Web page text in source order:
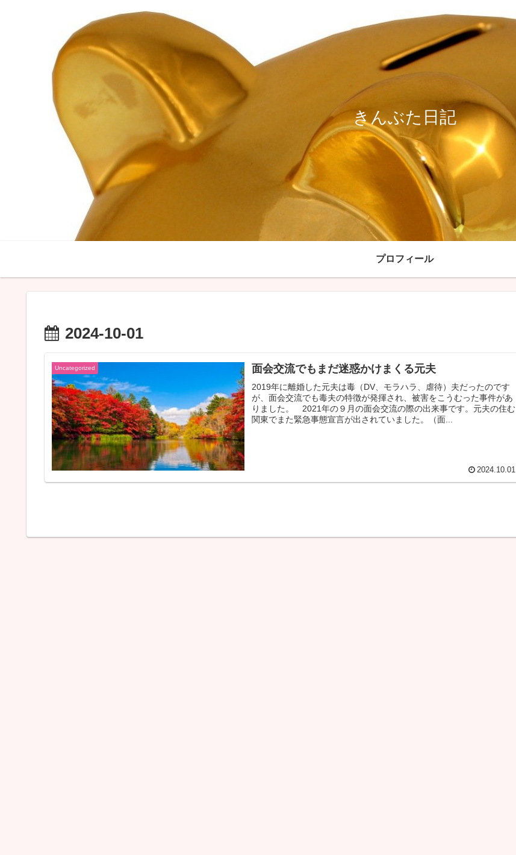
きんぶた日記
プロフィール
2024-10-01
Uncategorized 面会交流でもまだ迷惑かけまくる元夫
2019年に離婚した元夫は毒（DV、モラハラ、虐待）夫だったのです
が、面会交流でも毒夫の特徴が発揮され、被害をこうむった事件があ
りました。 2021年の９月の面会交流の際の出来事です。元夫の住む
関東でまた緊急事態宣言が出されていました。（面...
2024.10.01